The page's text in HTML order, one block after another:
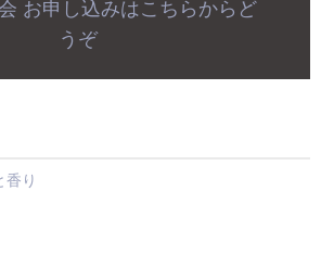
お申し込みはこちらからど
うぞ
香り